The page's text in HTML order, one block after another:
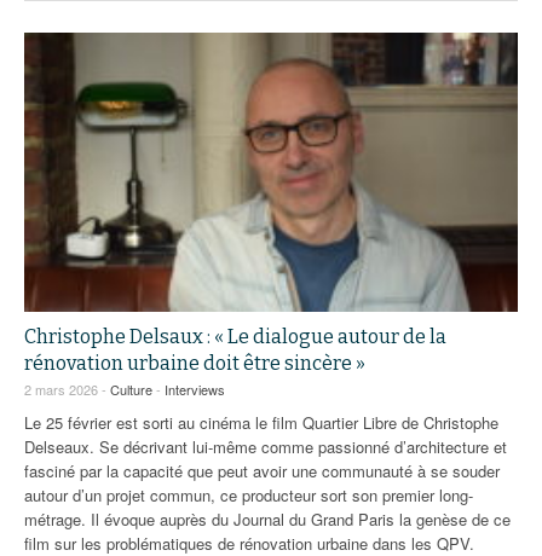
Christophe Delsaux : « Le dialogue autour de la
rénovation urbaine doit être sincère »
2 mars 2026 - Culture- Interviews
Le 25 février est sorti au cinéma le film Quartier Libre de Christophe
Delseaux. Se décrivant lui-même comme passionné d’architecture et
fasciné par la capacité que peut avoir une communauté à se souder
autour d’un projet commun, ce producteur sort son premier long-
métrage. Il évoque auprès du Journal du Grand Paris la genèse de ce
film sur les problématiques de rénovation urbaine dans les QPV.